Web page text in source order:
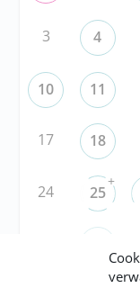
3 4
10 11
17 18
24 25
+